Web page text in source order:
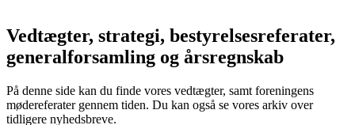
Vedtægter, strategi, bestyrelsesreferater,
generalforsamling og årsregnskab
På denne side kan du finde vores vedtægter, samt foreningens
mødereferater gennem tiden. Du kan også se vores arkiv over
tidligere nyhedsbreve.